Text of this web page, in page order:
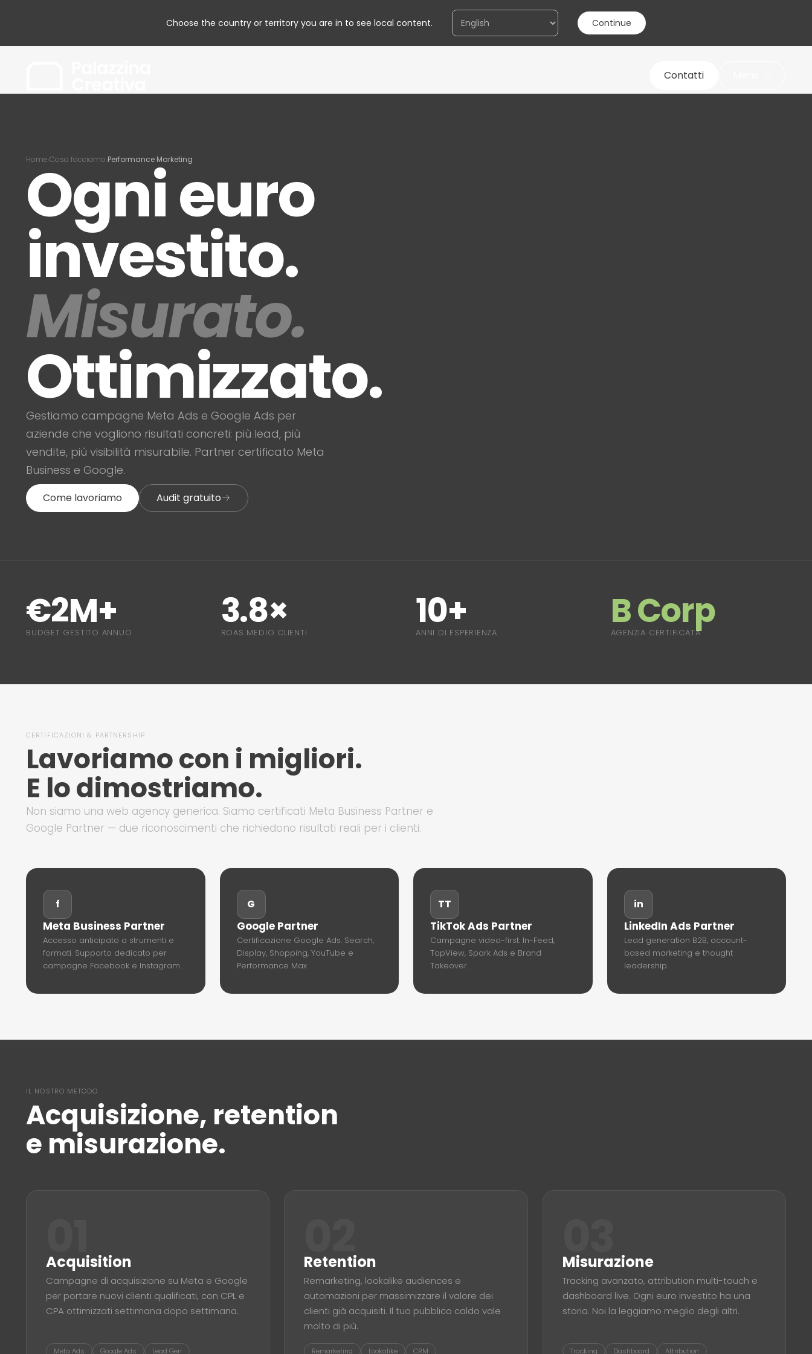
Choose the country or territory you are in to see local content. Continue
Contatti
ews lette
Home Cosa facciamo Performance Marketing
Ogni euro
investito.
Misurato.
Ottimizzato.
Gestiamo campagne Meta Ads e Google Ads per
aziende che vogliono risultati concreti: più lead, più
vendite, più visibilità misurabile. Partner certificato Meta
Business e Google.
Come lavoriamo Audit gratuito
€2M+
BUDGET GESTITO ANNUO 3.8×
ROAS MEDIO CLIENTI 10+
ANNI DI ESPERIENZA B Corp
AGENZIA CERTIFICATA
CERTIFICAZIONI & PARTNERSHIP
Lavoriamo con i migliori.
E lo dimostriamo.
Non siamo una web agency generica. Siamo certificati Meta Business Partner e
Google Partner — due riconoscimenti che richiedono risultati reali per i clienti.
f
Meta Business Partner
Accesso anticipato a strumenti e
formati. Supporto dedicato per
campagne Facebook e Instagram.
G
Google Partner
Certificazione Google Ads. Search,
Display, Shopping, YouTube e
Performance Max.
TT
TikTok Ads Partner
Campagne video-first: In-Feed,
TopView, Spark Ads e Brand
Takeover.
in
LinkedIn Ads Partner
Lead generation B2B, account-
based marketing e thought
leadership.
IL NOSTRO METODO
Acquisizione, retention
e misurazione.
Acquisition
Campagne di acquisizione su Meta e Google
per portare nuovi clienti qualificati, con CPL e
CPA ottimizzati settimana dopo settimana.
Meta Ads Google Ads Lead Gen
Retention
Remarketing, lookalike audiences e
automazioni per massimizzare il valore dei
clienti già acquisiti. Il tuo pubblico caldo vale
molto di più.
Remarketing Lookalike CRM
Misurazione
Tracking avanzato, attribution multi-touch e
dashboard live. Ogni euro investito ha una
storia. Noi la leggiamo meglio degli altri.
Tracking Dashboard Attribution